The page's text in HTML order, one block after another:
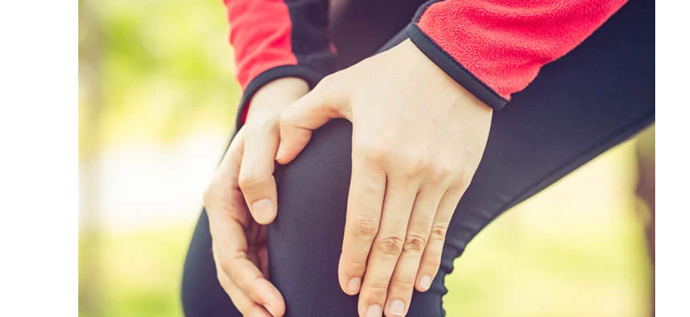
Ρήξη Τένοντα Ώμου (Τενόντιο
Πέταλο)
Σύνδρομο
Χιαστού: Tεχνική ALL INSIDE
Ανάστροφη
Ώμου
Πρωτόκολλα
Σύνδρομο Καρπιαίου Σωλήνα
Εκτινασσόμενος Δάκτυλος (Trigger
Finger)
Βλαστοκύτταρα
Θεραπεία PRP